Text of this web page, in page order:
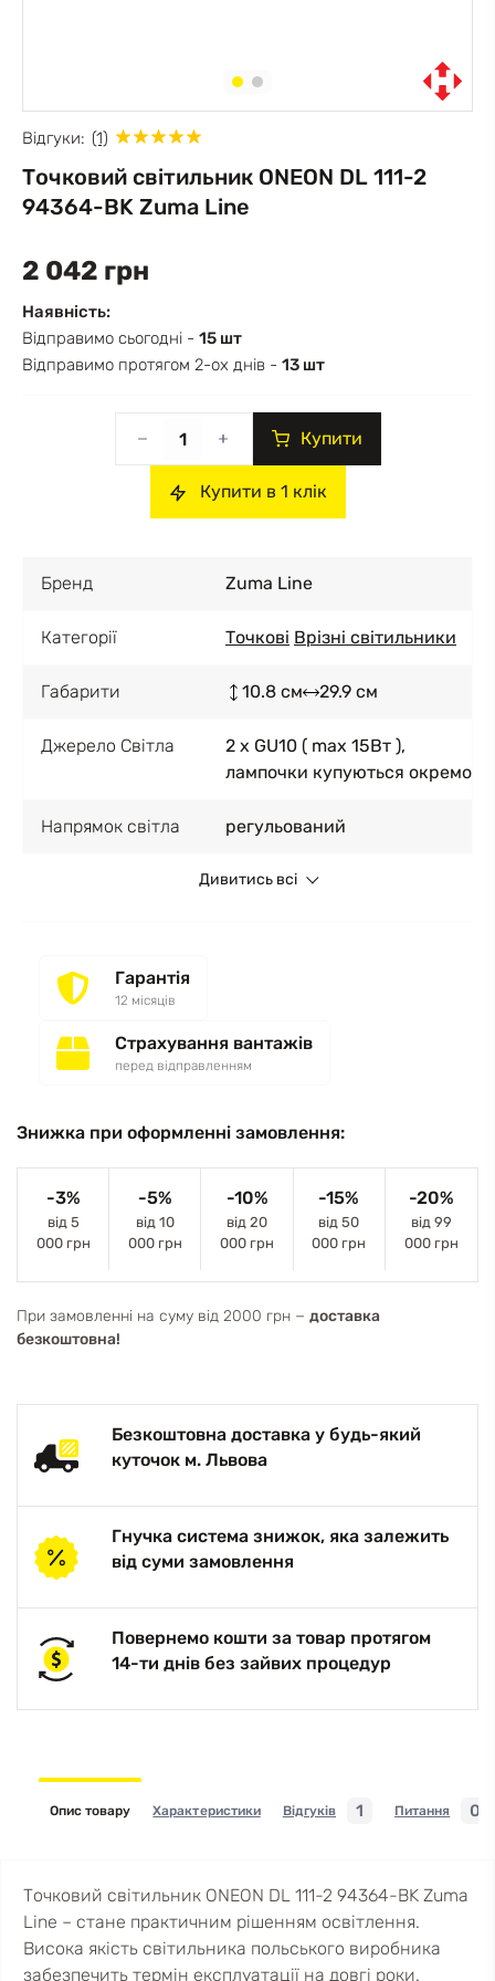
Відгуки: (1)
Точковий світильник ONEON DL 111-2
94364-BK Zuma Line
2 042 грн
Наявність:
Відправимо сьогодні - 15 шт
Відправимо протягом 2-ох днів - 13 шт
Купити
Купити в 1 клік
Бренд Zuma Line
Категорії Точкові Врізні світильники
Габарити 10.8 см 29.9 см
Джерело Світла
2 x GU10 ( max 15Вт ),
лампочки купуються окремо
Напрямок світла регульований
Дивитись всі
Гарантія
12 місяців
Страхування вантажів
перед відправленням
Знижка при оформленні замовлення:
-3%
від 5
000 грн
-5%
від 10
000 грн
-10%
від 20
000 грн
-15%
від 50
000 грн
-20%
від 99
000 грн
При замовленні на суму від 2000 грн − доставка
безкоштовна!
Безкоштовна доставка у будь-який
куточок м. Львова
Гнучка система знижок, яка залежить
від суми замовлення
Повернемо кошти за товар протягом
14-ти днів без зайвих процедур
Опис товару Характеристики Відгуків 1 Питання 0
Точковий світильник ONEON DL 111-2 94364-BK Zuma
Line – стане практичним рішенням освітлення.
Висока якість світильника польського виробника
забезпечить термін експлуатації на довгі роки.